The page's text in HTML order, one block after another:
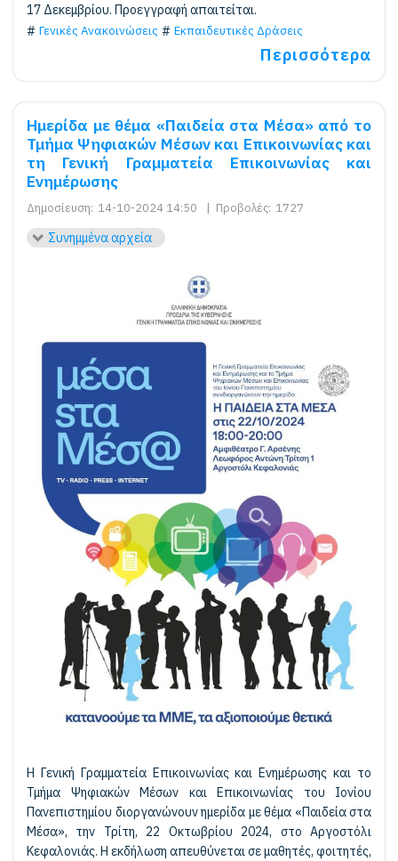
17 Δεκεμβρίου. Προεγγραφή απαιτείται.
Γενικές Ανακοινώσεις
Εκπαιδευτικές Δράσεις
Περισσότερα
Ημερίδα με θέμα «Παιδεία στα Μέσα» από το
Τμήμα Ψηφιακών Μέσων και Επικοινωνίας και
τη Γενική Γραμματεία Επικοινωνίας και
Ενημέρωσης
Δημοσίευση: 14-10-2024 14:50 | Προβολές: 1727
Συνημμένα αρχεία
Η Γενική Γραμματεία Επικοινωνίας και Ενημέρωσης και το
Τμήμα Ψηφιακών Μέσων και Επικοινωνίας του Ιονίου
Πανεπιστημίου διοργανώνουν ημερίδα με θέμα «Παιδεία στα
Μέσα», την Τρίτη, 22 Οκτωβρίου 2024, στο Αργοστόλι
Κεφαλονιάς. Η εκδήλωση απευθύνεται σε μαθητές, φοιτητές,